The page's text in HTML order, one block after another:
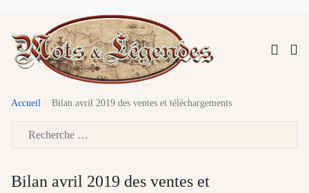
Accueil Bilan avril 2019 des ventes et téléchargements
Bilan avril 2019 des ventes et